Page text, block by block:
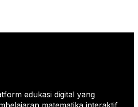
edukasi digital yang
matematika interaktif